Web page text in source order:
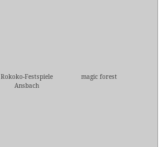
Rokoko-Festspiele
Ansbach
magic forest